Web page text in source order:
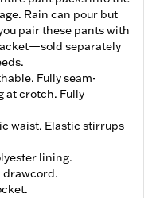
Rain can pour but
pair these pants with
separately
Fully seam-
at crotch. Fully
waist. Elastic stirrups
lining.
drawcord.